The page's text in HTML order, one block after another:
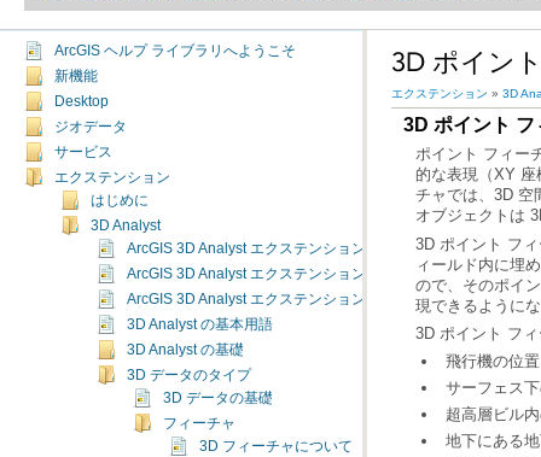
ArcGIS ヘルプ ライブラリへようこそ
新機能
Desktop
ジオデータ
サービス
エクステンション
はじめに
3D Analyst
ArcGIS 3D Analyst エクステンションとは
ArcGIS 3D Analyst エクステンションの概要
ArcGIS 3D Analyst エクステンションの有効化について
3D Analyst の基本用語
3D Analyst の基礎
3D データのタイプ
3D データの基礎
フィーチャ
3D フィーチャについて
3D ポイン
エクステンション » 3D
3D ポイント フ
オブジェクトは
現できるように
3D ポイント フ
飛行機の位置
サーフェス
超高層ビル
地下にある